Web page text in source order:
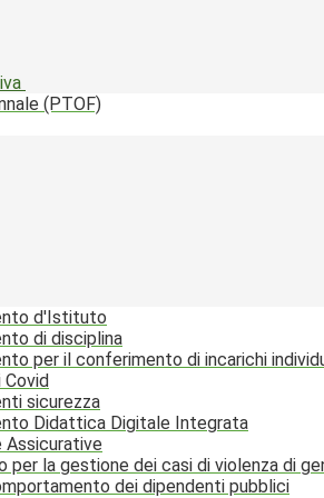
(PTOF)
d'Istituto
di disciplina
per il conferimento di incarichi
sicurezza
Didattica Digitale Integrata
Assicurative
per la gestione dei casi di violenza di
dei dipendenti pubblici